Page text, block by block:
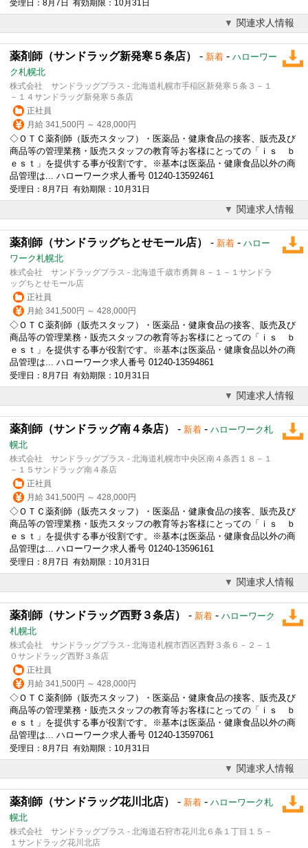
受理日：8月7日 有効期限：10月31日
関連求人情報
薬剤師（サンドラッグ新発寒５条店） - 新着 - ハローワー
ク札幌北
株式会社 サンドラッグプラス - 北海道札幌市手稲区新発寒５条３－１
－１４サンドラッグ新発寒５条店
正社員
月給 341,500円 ～ 428,000円
◇ＯＴＣ薬剤師（販売スタッフ）・医薬品・健康食品の接客、販売及び
商品等の管理業務・販売スタッフの教育等お客様にとっての「ｉｓ ｂ
ｅｓｔ」を提供する事が役割です。※基本は医薬品・健康食品以外の商
品管理は... ハローワーク求人番号 01240-13592461
受理日：8月7日 有効期限：10月31日
関連求人情報
薬剤師（サンドラッグちとせモール店） - 新着 - ハロー
ワーク札幌北
株式会社 サンドラッグプラス - 北海道千歳市勇舞８－１－１サンドラ
ッグちとせモール店
正社員
月給 341,500円 ～ 428,000円
◇ＯＴＣ薬剤師（販売スタッフ）・医薬品・健康食品の接客、販売及び
商品等の管理業務・販売スタッフの教育等お客様にとっての「ｉｓ ｂ
ｅｓｔ」を提供する事が役割です。※基本は医薬品・健康食品以外の商
品管理は... ハローワーク求人番号 01240-13594861
受理日：8月7日 有効期限：10月31日
関連求人情報
薬剤師（サンドラッグ南４条店） - 新着 - ハローワーク札
幌北
株式会社 サンドラッグプラス - 北海道札幌市中央区南４条西１８－１
－１５サンドラッグ南４条店
正社員
月給 341,500円 ～ 428,000円
◇ＯＴＣ薬剤師（販売スタッフ）・医薬品・健康食品の接客、販売及び
商品等の管理業務・販売スタッフの教育等お客様にとっての「ｉｓ ｂ
ｅｓｔ」を提供する事が役割です。※基本は医薬品・健康食品以外の商
品管理は... ハローワーク求人番号 01240-13596161
受理日：8月7日 有効期限：10月31日
関連求人情報
薬剤師（サンドラッグ西野３条店） - 新着 - ハローワーク
札幌北
株式会社 サンドラッグプラス - 北海道札幌市西区西野３条６－２－１
０サンドラッグ西野３条店
正社員
月給 341,500円 ～ 428,000円
◇ＯＴＣ薬剤師（販売スタッフ）・医薬品・健康食品の接客、販売及び
商品等の管理業務・販売スタッフの教育等お客様にとっての「ｉｓ ｂ
ｅｓｔ」を提供する事が役割です。※基本は医薬品・健康食品以外の商
品管理は... ハローワーク求人番号 01240-13597061
受理日：8月7日 有効期限：10月31日
関連求人情報
薬剤師（サンドラッグ花川北店） - 新着 - ハローワーク札
幌北
株式会社 サンドラッグプラス - 北海道石狩市花川北６条１丁目１５－
１サンドラッグ花川北店